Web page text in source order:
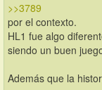
>>3789
por el contexto.
HL1 fue algo
siendo un buen
Además que la